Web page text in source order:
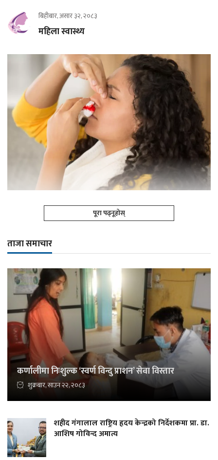
बिहीबार, असार ३२, २०८३
महिला स्वास्थ्य
पूरा पढ्नूहोस्
ताजा समाचार
कर्णालीमा निःशुल्क ‘स्वर्ण विन्दु प्राशन’ सेवा विस्तार
शुक्रबार, साउन २२, २०८३
शहीद गंगालाल राष्ट्रिय हृदय केन्द्रको निर्देशकमा प्रा. डा.
आशिष गोविन्द अमात्य